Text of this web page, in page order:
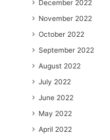
December 2022
November 2022
October 2022
September 2022
August 2022
July 2022
June 2022
May 2022
April 2022